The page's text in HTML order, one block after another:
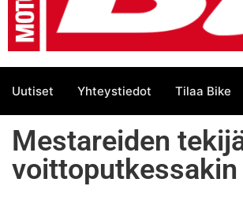
Uutiset Yhteystiedot Tilaa Bike
Mestareiden
voittoputkessakin